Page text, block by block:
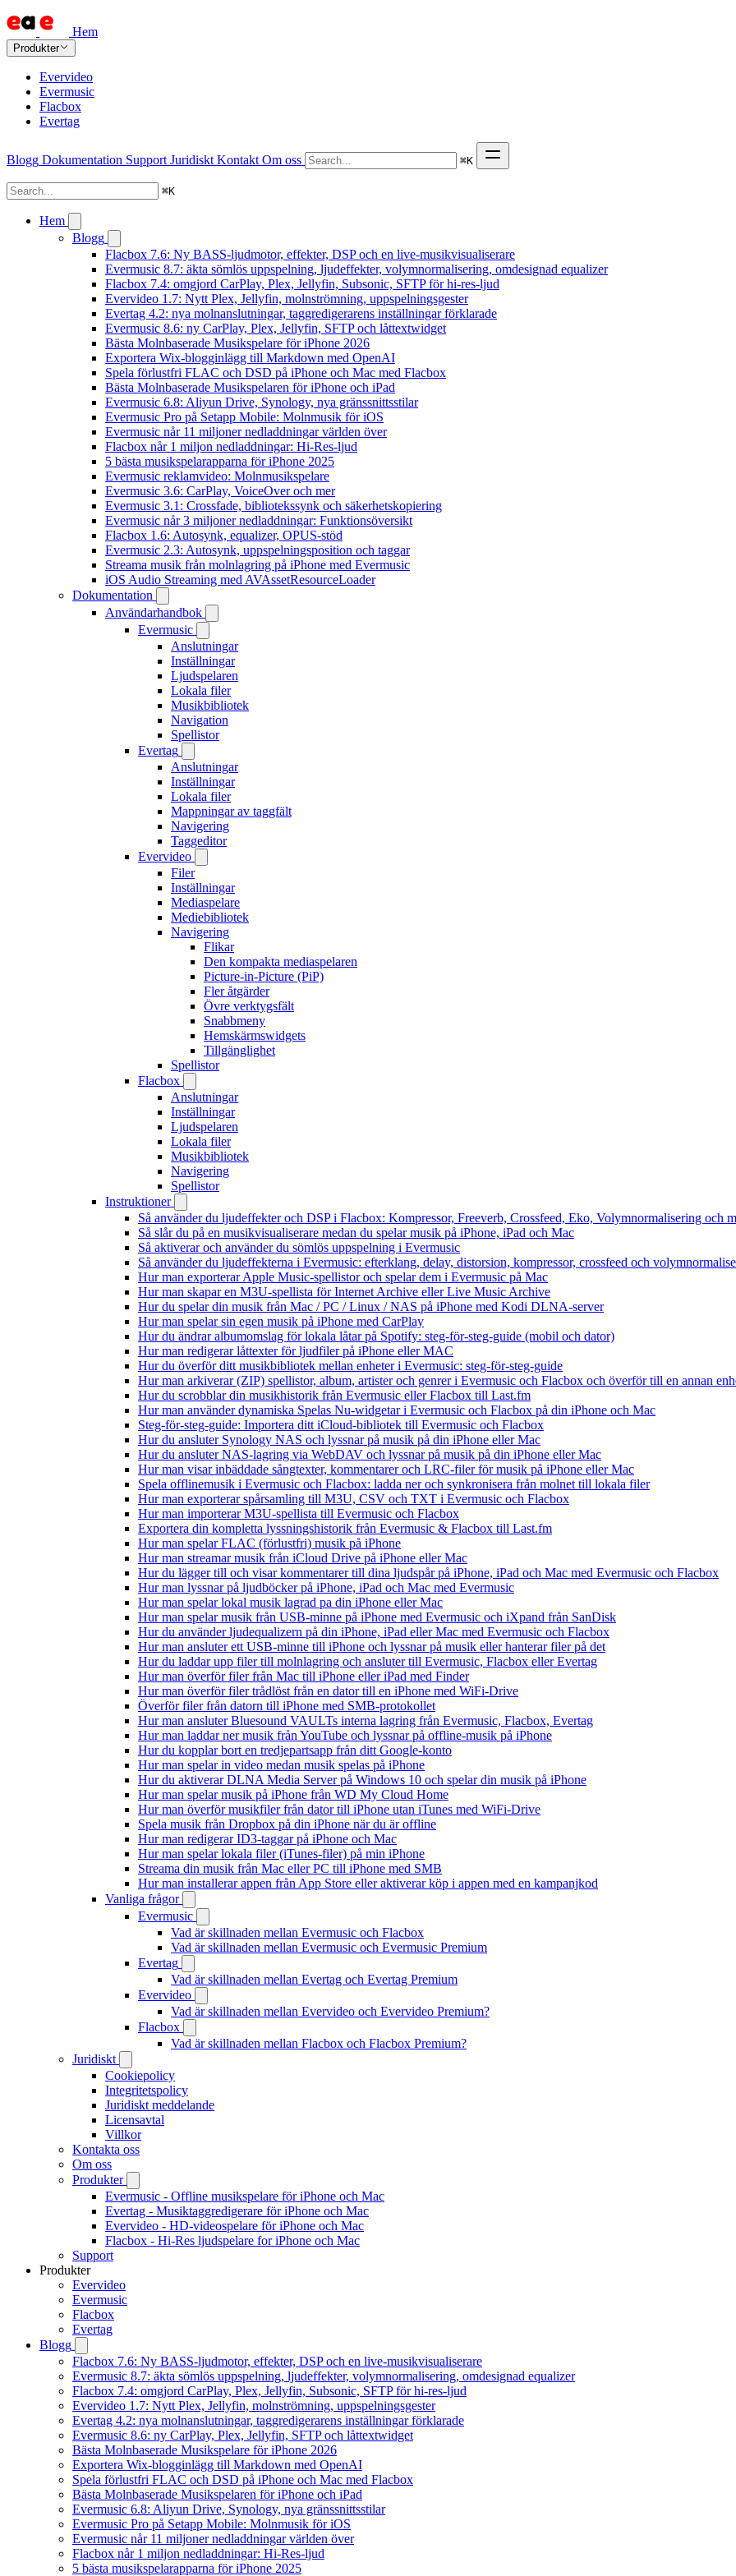
Hem
Produkter
Evervideo
Evermusic
Flacbox
Evertag
Blogg Dokumentation Support Juridiskt Kontakt Om oss ⌘K
⌘K
Hem
Blogg
Flacbox 7.6: Ny BASS-ljudmotor, effekter, DSP och en live-musikvisualiserare
Evermusic 8.7: äkta sömlös uppspelning, ljudeffekter, volymnormalisering, omdesignad equalizer
Flacbox 7.4: omgjord CarPlay, Plex, Jellyfin, Subsonic, SFTP för hi-res-ljud
Evervideo 1.7: Nytt Plex, Jellyfin, molnströmning, uppspelningsgester
Evertag 4.2: nya molnanslutningar, taggredigerarens inställningar förklarade
Evermusic 8.6: ny CarPlay, Plex, Jellyfin, SFTP och låttextwidget
Bästa Molnbaserade Musikspelare för iPhone 2026
Exportera Wix-blogginlägg till Markdown med OpenAI
Spela förlustfri FLAC och DSD på iPhone och Mac med Flacbox
Bästa Molnbaserade Musikspelaren för iPhone och iPad
Evermusic 6.8: Aliyun Drive, Synology, nya gränssnittsstilar
Evermusic Pro på Setapp Mobile: Molnmusik för iOS
Evermusic når 11 miljoner nedladdningar världen över
Flacbox når 1 miljon nedladdningar: Hi-Res-ljud
5 bästa musikspelarapparna för iPhone 2025
Evermusic reklamvideo: Molnmusikspelare
Evermusic 3.6: CarPlay, VoiceOver och mer
Evermusic 3.1: Crossfade, bibliotekssynk och säkerhetskopiering
Evermusic når 3 miljoner nedladdningar: Funktionsöversikt
Flacbox 1.6: Autosynk, equalizer, OPUS-stöd
Evermusic 2.3: Autosynk, uppspelningsposition och taggar
Streama musik från molnlagring på iPhone med Evermusic
iOS Audio Streaming med AVAssetResourceLoader
Dokumentation
Användarhandbok
Evermusic
Anslutningar
Inställningar
Ljudspelaren
Lokala filer
Musikbibliotek
Navigation
Spellistor
Evertag
Anslutningar
Inställningar
Lokala filer
Mappningar av taggfält
Navigering
Taggeditor
Evervideo
Filer
Inställningar
Mediaspelare
Mediebibliotek
Navigering
Flikar
Den kompakta mediaspelaren
Picture-in-Picture (PiP)
Fler åtgärder
Övre verktygsfält
Snabbmeny
Hemskärmswidgets
Tillgänglighet
Spellistor
Flacbox
Anslutningar
Inställningar
Ljudspelaren
Lokala filer
Musikbibliotek
Navigering
Spellistor
Instruktioner
Så använder du ljudeffekter och DSP i Flacbox: Kompressor, Freeverb, Crossfeed, Eko, Volymnormalisering och
Så slår du på en musikvisualiserare medan du spelar musik på iPhone, iPad och Mac
Så aktiverar och använder du sömlös uppspelning i Evermusic
Så använder du ljudeffekterna i Evermusic: efterklang, delay, distorsion, kompressor, crossfeed och
Hur man exporterar Apple Music-spellistor och spelar dem i Evermusic på Mac
Hur man skapar en M3U-spellista för Internet Archive eller Live Music Archive
Hur du spelar din musik från Mac / PC / Linux / NAS på iPhone med Kodi DLNA-server
Hur man spelar sin egen musik på iPhone med CarPlay
Hur du ändrar albumomslag för lokala låtar på Spotify: steg-för-steg-guide (mobil och dator)
Hur man redigerar låttexter för ljudfiler på iPhone eller MAC
Hur du överför ditt musikbibliotek mellan enheter i Evermusic: steg-för-steg-guide
Hur man arkiverar (ZIP) spellistor, album, artister och genrer i Evermusic och Flacbox och överför till en annan
Hur du scrobblar din musikhistorik från Evermusic eller Flacbox till Last.fm
Hur man använder dynamiska Spelas Nu-widgetar i Evermusic och Flacbox på din iPhone och Mac
Steg-för-steg-guide: Importera ditt iCloud-bibliotek till Evermusic och Flacbox
Hur du ansluter Synology NAS och lyssnar på musik på din iPhone eller Mac
Hur du ansluter NAS-lagring via WebDAV och lyssnar på musik på din iPhone eller Mac
Hur man visar inbäddade sångtexter, kommentarer och LRC-filer för musik på iPhone eller Mac
Spela offlinemusik i Evermusic och Flacbox: ladda ner och synkronisera från molnet till lokala filer
Hur man exporterar spårsamling till M3U, CSV och TXT i Evermusic och Flacbox
Hur man importerar M3U-spellista till Evermusic och Flacbox
Exportera din kompletta lyssningshistorik från Evermusic & Flacbox till Last.fm
Hur man spelar FLAC (förlustfri) musik på iPhone
Hur man streamar musik från iCloud Drive på iPhone eller Mac
Hur du lägger till och visar kommentarer till dina ljudspår på iPhone, iPad och Mac med Evermusic och Flacbox
Hur man lyssnar på ljudböcker på iPhone, iPad och Mac med Evermusic
Hur man spelar lokal musik lagrad pa din iPhone eller Mac
Hur man spelar musik från USB-minne på iPhone med Evermusic och iXpand från SanDisk
Hur du använder ljudequalizern på din iPhone, iPad eller Mac med Evermusic och Flacbox
Hur man ansluter ett USB-minne till iPhone och lyssnar på musik eller hanterar filer på det
Hur du laddar upp filer till molnlagring och ansluter till Evermusic, Flacbox eller Evertag
Hur man överför filer från Mac till iPhone eller iPad med Finder
Hur man överför filer trådlöst från en dator till en iPhone med WiFi-Drive
Överför filer från datorn till iPhone med SMB-protokollet
Hur man ansluter Bluesound VAULTs interna lagring från Evermusic, Flacbox, Evertag
Hur man laddar ner musik från YouTube och lyssnar på offline-musik på iPhone
Hur du kopplar bort en tredjepartsapp från ditt Google-konto
Hur man spelar in video medan musik spelas på iPhone
Hur du aktiverar DLNA Media Server på Windows 10 och spelar din musik på iPhone
Hur man spelar musik på iPhone från WD My Cloud Home
Hur man överför musikfiler från dator till iPhone utan iTunes med WiFi-Drive
Spela musik från Dropbox på din iPhone när du är offline
Hur man redigerar ID3-taggar på iPhone och Mac
Hur man spelar lokala filer (iTunes-filer) på min iPhone
Streama din musik från Mac eller PC till iPhone med SMB
Hur man installerar appen från App Store eller aktiverar köp i appen med en kampanjkod
Vanliga frågor
Evermusic
Vad är skillnaden mellan Evermusic och Flacbox
Vad är skillnaden mellan Evermusic och Evermusic Premium
Evertag
Vad är skillnaden mellan Evertag och Evertag Premium
Evervideo
Vad är skillnaden mellan Evervideo och Evervideo Premium?
Flacbox
Vad är skillnaden mellan Flacbox och Flacbox Premium?
Juridiskt
Cookiepolicy
Integritetspolicy
Juridiskt meddelande
Licensavtal
Villkor
Kontakta oss
Om oss
Produkter
Evermusic - Offline musikspelare för iPhone och Mac
Evertag - Musiktaggredigerare för iPhone och Mac
Evervideo - HD-videospelare för iPhone och Mac
Flacbox - Hi-Res ljudspelare for iPhone och Mac
Support
Produkter
Evervideo
Evermusic
Flacbox
Evertag
Blogg
Flacbox 7.6: Ny BASS-ljudmotor, effekter, DSP och en live-musikvisualiserare
Evermusic 8.7: äkta sömlös uppspelning, ljudeffekter, volymnormalisering, omdesignad equalizer
Flacbox 7.4: omgjord CarPlay, Plex, Jellyfin, Subsonic, SFTP för hi-res-ljud
Evervideo 1.7: Nytt Plex, Jellyfin, molnströmning, uppspelningsgester
Evertag 4.2: nya molnanslutningar, taggredigerarens inställningar förklarade
Evermusic 8.6: ny CarPlay, Plex, Jellyfin, SFTP och låttextwidget
Bästa Molnbaserade Musikspelare för iPhone 2026
Exportera Wix-blogginlägg till Markdown med OpenAI
Spela förlustfri FLAC och DSD på iPhone och Mac med Flacbox
Bästa Molnbaserade Musikspelaren för iPhone och iPad
Evermusic 6.8: Aliyun Drive, Synology, nya gränssnittsstilar
Evermusic Pro på Setapp Mobile: Molnmusik för iOS
Evermusic når 11 miljoner nedladdningar världen över
Flacbox når 1 miljon nedladdningar: Hi-Res-ljud
5 bästa musikspelarapparna för iPhone 2025